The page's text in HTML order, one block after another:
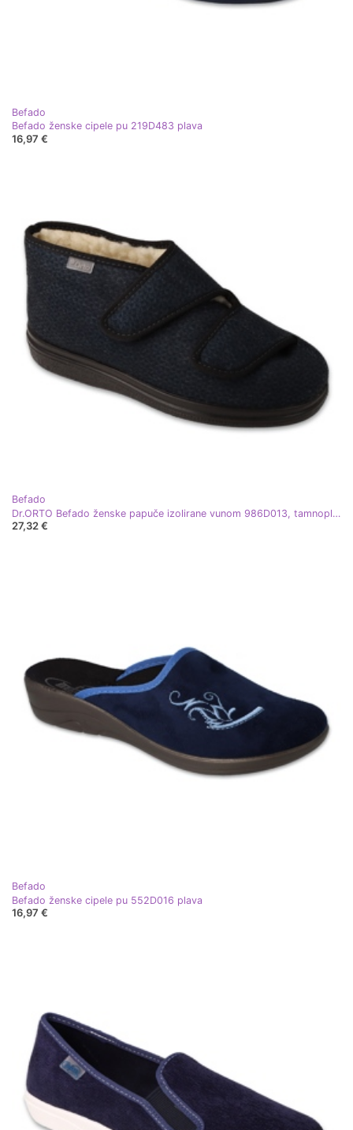
Befado
Befado ženske cipele pu 219D483 plava
16,97 €
Befado
Dr.ORTO Befado ženske papuče izolirane vunom 986D013, tamnoplave plava
27,32 €
Befado
Befado ženske cipele pu 552D016 plava
16,97 €